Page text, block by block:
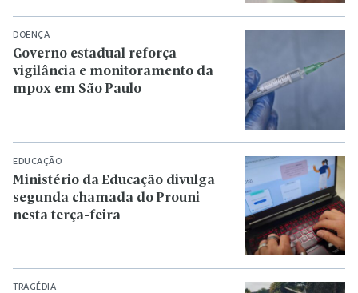
DOENÇA
Governo estadual reforça
vigilância e monitoramento da
mpox em São Paulo
EDUCAÇÃO
Ministério da Educação divulga
segunda chamada do Prouni
nesta terça-feira
TRAGÉDIA